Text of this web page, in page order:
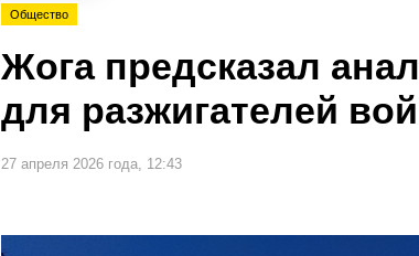
Общество
Жога предсказал
для разжигателей
27 апреля 2026 года, 12:43